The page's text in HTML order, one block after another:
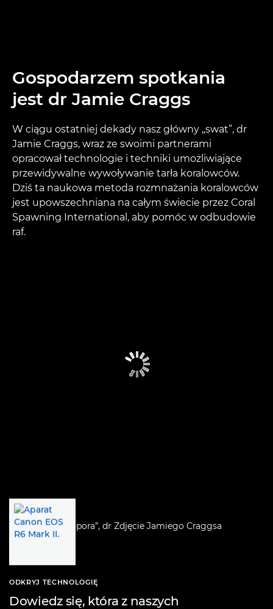
Gospodarzem spotkania
jest dr Jamie Craggs
W ciągu ostatniej dekady nasz główny „swat”, dr
Jamie Craggs, wraz ze swoimi partnerami
opracował technologie i techniki umożliwiające
przewidywalne wywoływanie tarła koralowców.
Dziś ta naukowa metoda rozmnażania koralowców
jest upowszechniana na całym świecie przez Coral
Spawning International, aby pomóc w odbudowie
raf.
ODKRYJ TECHNOLOGIĘ
Dowiedz się, która z naszych